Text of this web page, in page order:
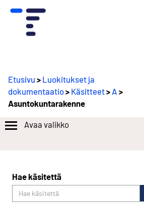
Etusivu > Luokitukset ja
dokumentaatio> Käsitteet> A >
Asuntokuntarakenne
Avaa valikko
Hae käsitettä